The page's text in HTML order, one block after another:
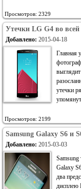
Просмотров: 2329
Утечки LG G4 во всей
Добавлено: 2015-04-18
Главная
утечки
Просмотров: 2199
Samsung Galaxy S6 и
Добавлено: 2015-03-03
Samsung
Galaxy
два
дисплею